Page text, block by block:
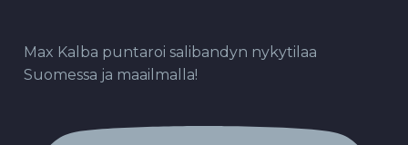
Max Kalba puntaroi salibandyn nykytilaa
Suomessa ja maailmalla!